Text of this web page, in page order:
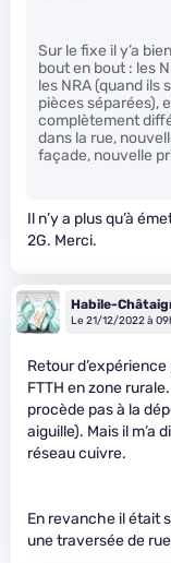
Sur le fixe il y’a
bout en bout : les
les NRA (quand ils
pièces séparées),
complètement
dans la rue,
façade, nouvelle
Il n’y a plus qu’à
2G. Merci.
Habile-
Le 21/12/2022 à
Retour
FTTH en zone
procède pas à la
aiguille). Mais il m’a
réseau cuivre.
En revanche il était
une traversée de